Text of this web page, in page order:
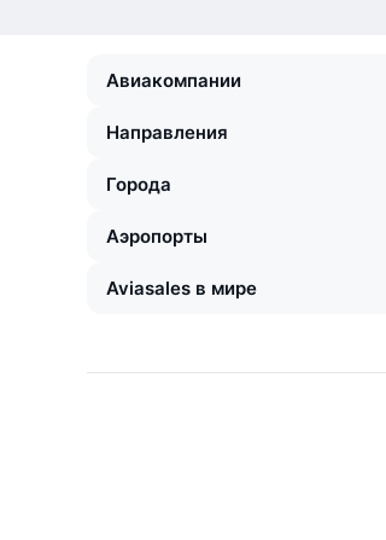
Авиакомпании
Направления
Города
Аэропорты
Aviasales в мире